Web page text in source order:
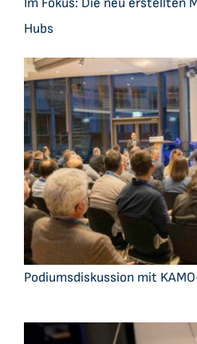
Im Fokus: Die neu erstellten
Hubs
Podiumsdiskussion mit